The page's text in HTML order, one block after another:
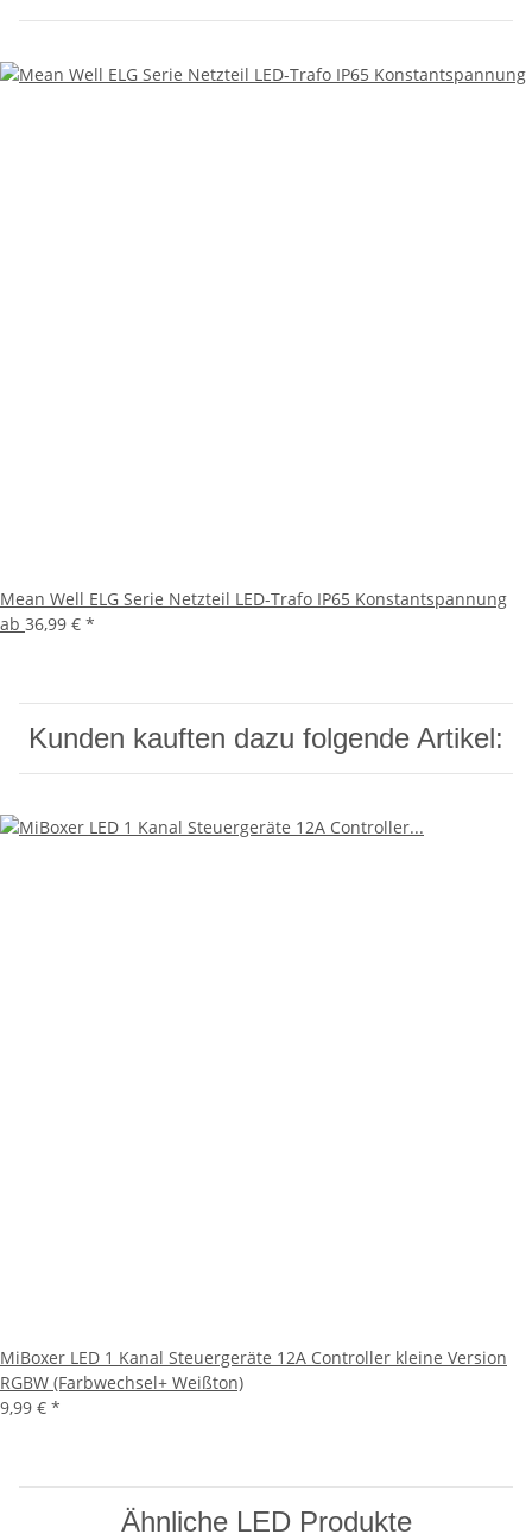
Mean Well ELG Serie Netzteil LED-Trafo IP65 Konstantspannung
ab 36,99 € *
Kunden kauften dazu folgende Artikel:
MiBoxer LED 1 Kanal Steuergeräte 12A Controller kleine Version
RGBW (Farbwechsel+ Weißton)
9,99 € *
Ähnliche LED Produkte